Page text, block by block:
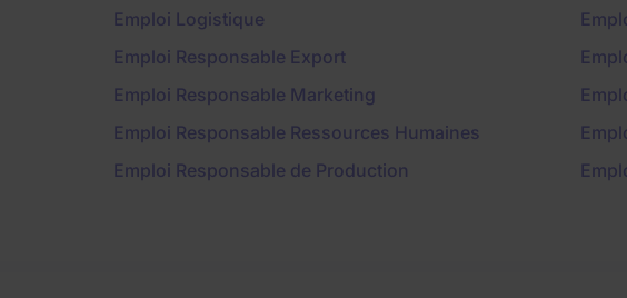
Emploi Logistique
Emploi Responsable Export
Emploi Responsable Marketing
Emploi Responsable Ressources Humaines
Emploi Responsable de Production